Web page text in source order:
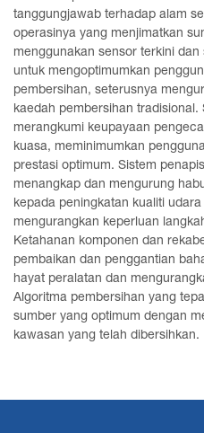
tanggungjawab terhadap alam
operasinya yang menjimatkan
menggunakan sensor terkini
untuk mengoptimumkan
pembersihan, seterusnya
kaedah pembersihan
merangkumi keupayaan
kuasa, meminimumkan
prestasi optimum. Sistem
menangkap dan mengurung
kepada peningkatan kualiti
mengurangkan keperluan
Ketahanan komponen dan
pembaikan dan penggantian
hayat peralatan dan
Algoritma pembersihan yang
sumber yang optimum dengan
kawasan yang telah dibersihkan.